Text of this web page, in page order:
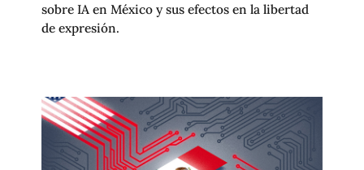
sobre IA en México y sus efectos en la libertad
de expresión.